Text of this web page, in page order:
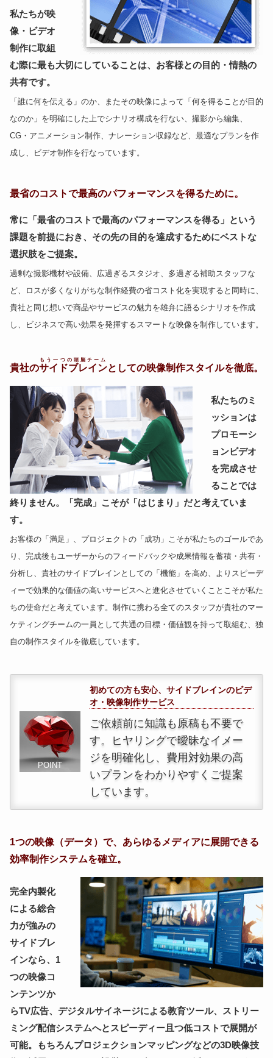
私たちが映
像・ビデオ
制作に取組
む際に最も大切にしていることは、お客様との目的・情熱の
共有です。
「誰に何を伝える」のか、またその映像によって「何を得ることが目的
なのか」を明確にした上でシナリオ構成を行ない、撮影から編集、
CG・アニメーション制作、ナレーション収録など、最適なプランを作
成し、ビデオ制作を行なっています。
最省のコストで最高のパフォーマンスを得るために。
常に「最省のコストで最高のパフォーマンスを得る」という
課題を前提におき、その先の目的を達成するためにベストな
選択肢をご提案。
過剰な撮影機材や設備、広過ぎるスタジオ、多過ぎる補助スタッフな
ど、ロスが多くなりがちな制作経費の省コスト化を実現すると同時に、
貴社と同じ想いで商品やサービスの魅力を雄弁に語るシナリオを作成
し、ビジネスで高い効果を発揮するスマートな映像を制作しています。
貴社のサイドブレイン
もう一つの頭脳チーム
としての映像制作スタイルを徹底。
私たちのミ
ッションは
プロモーシ
ョンビデオ
を完成させ
ることでは
終りません。「完成」こそが「はじまり」だと考えていま
す。
お客様の「満足」、プロジェクトの「成功」こそが私たちのゴールであ
り、完成後もユーザーからのフィードバックや成果情報を蓄積・共有・
分析し、貴社のサイドブレインとしての「機能」を高め、よりスピーデ
ィーで効果的な価値の高いサービスへと進化させていくことこそが私た
ちの使命だと考えています。制作に携わる全てのスタッフが貴社のマー
ケティングチームの一員として共通の目標・価値観を持って取組む、独
自の制作スタイルを徹底しています。
POINT
初めての方も安心、サイドブレインのビデ
オ・映像制作サービス
ご依頼前に知識も原稿も不要で
す。ヒヤリングで曖昧なイメー
ジを明確化し、費用対効果の高
いプランをわかりやすくご提案
しています。
1つの映像（データ）で、あらゆるメディアに展開できる
効率制作システムを確立。
完全内製化
による総合
力が強みの
サイドブレ
インなら、1
つの映像コ
ンテンツか
らTV広告、デジタルサイネージによる教育ツール、ストリー
ミング配信システムへとスピーディー且つ低コストで展開が
可能。もちろんプロジェクションマッピングなどの3D映像技